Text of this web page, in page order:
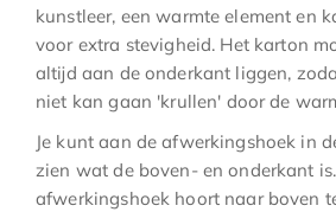
kunstleer, een warmte element en
voor extra stevigheid. Het karton
altijd aan de onderkant liggen,
niet kan gaan 'krullen' door de
Je kunt aan de afwerkingshoek in
zien wat de boven- en onderkant
afwerkingshoek hoort naar boven